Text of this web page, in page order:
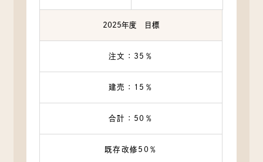
2025年度 目標
注文：35％
建売：15％
合計：50％
既存改修50％